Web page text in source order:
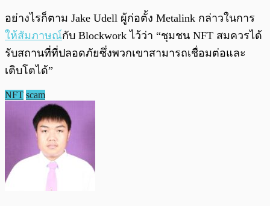
อย่างไรก็ตาม Jake Udell ผู้ก่อตั้ง Metalink กล่าวในการ
ให้สัมภาษณ์กับ Blockwork ไว้ว่า “ชุมชน NFT สมควรได้
รับสถานที่ที่ปลอดภัยซึ่งพวกเขาสามารถเชื่อมต่อและ
เติบโตได้”
NFT scam